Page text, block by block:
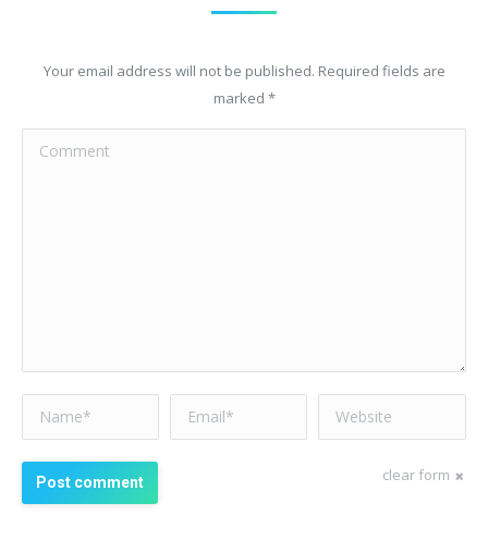
Your email address will not be published. Required fields are
marked *
Comment
Name * Email * Website
clear form
Post comment